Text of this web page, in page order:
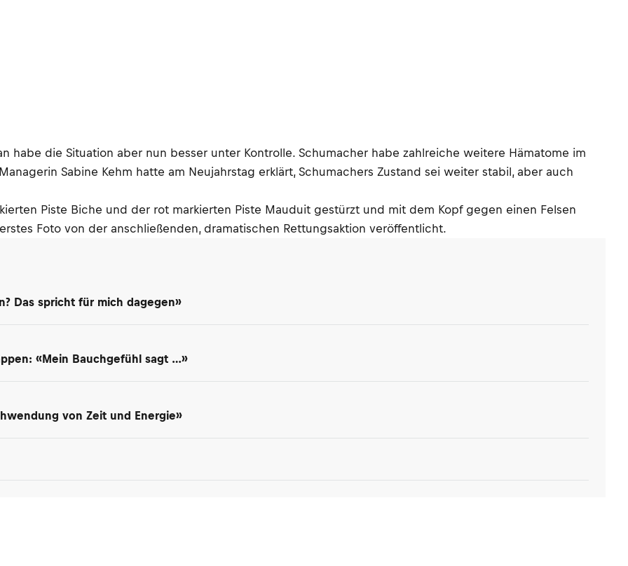
habe die Situation aber nun besser unter Kontrolle. Schumacher habe zahlreiche weitere Hämatome im
Sabine Kehm hatte am Neujahrstag erklärt, Schumachers Zustand sei weiter stabil, aber auch
Piste Biche und der rot markierten Piste Mauduit gestürzt und mit dem Kopf gegen einen Felsen
Foto von der anschließenden, dramatischen Rettungsaktion veröffentlicht.
Das spricht für mich dagegen»
«Mein Bauchgefühl sagt …»
von Zeit und Energie»